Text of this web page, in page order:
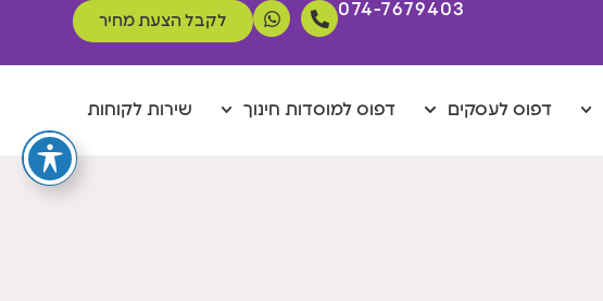
074-7679403
לקבל הצעת מחיר
דפוס לעסקים דפוס למוסדות חינוך שירות לקוחות